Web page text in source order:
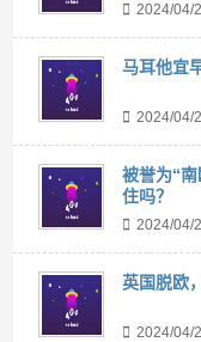
2024/04/
马耳他宜
2024/04/
被誉为“
住吗？
2024/04/
英国脱欧
2024/04/